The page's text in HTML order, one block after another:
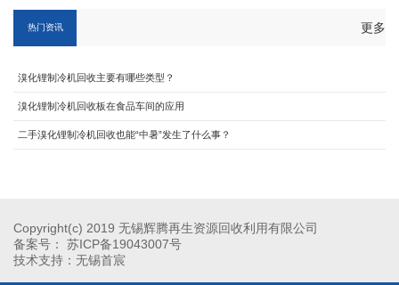
热门资讯 更多
溴化锂制冷机回收主要有哪些类型？
溴化锂制冷机回收板在食品车间的应用
二手溴化锂制冷机回收也能“中暑”发生了什么事？
Copyright(c) 2019 无锡辉腾再生资源回收利用有限公司
备案号： 苏ICP备19043007号
技术支持： 无锡首宸